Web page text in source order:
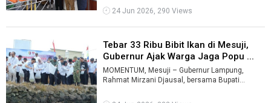
...
24 Jun 2026, 290 Views
Tebar 33 Ribu Bibit Ikan di Mesuji,
Gubernur Ajak Warga Jaga Popu ...
MOMENTUM, Mesuji – Gubernur Lampung,
Rahmat Mirzani Djausal, bersama Bupati
...